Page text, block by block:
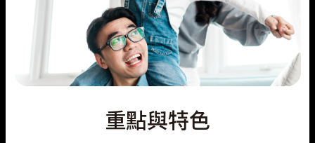
電動汽車推薦
附加條款
強制險重要權益通知
微型保險專區
國外旅行綜合保險
登山險
住宅火災及地震基本保險
屋主綜合保險
附加條款
農業保險
貿易信用保險
貨物運輸保險
商業動產流動綜合保險
漁船船體保險
漁船責任保險
重點與特色